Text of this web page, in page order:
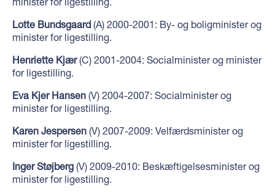
Lotte Bundsgaard (A) 2000-2001: By- og boligminister og
minister for ligestilling.
Henriette Kjær(C) 2001-2004: Socialminister og minister
for ligestilling.
Eva Kjer Hansen (V) 2004-2007: Socialminister og
minister for ligestilling.
Karen Jespersen (V) 2007-2009: Velfærdsminister og
minister for ligestilling.
Inger Støjberg (V) 2009-2010: Beskæftigelsesminister og
minister for ligestilling.